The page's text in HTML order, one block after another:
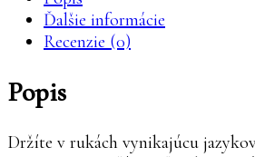
Ďalšie informácie
Recenzie (0)
Popis
Držíte v rukách vynikajúcu